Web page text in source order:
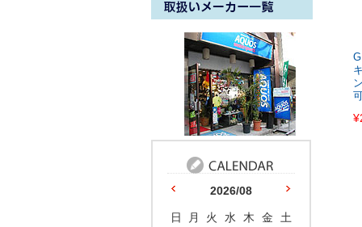
2026/08
日 月 火 水 木 金
土